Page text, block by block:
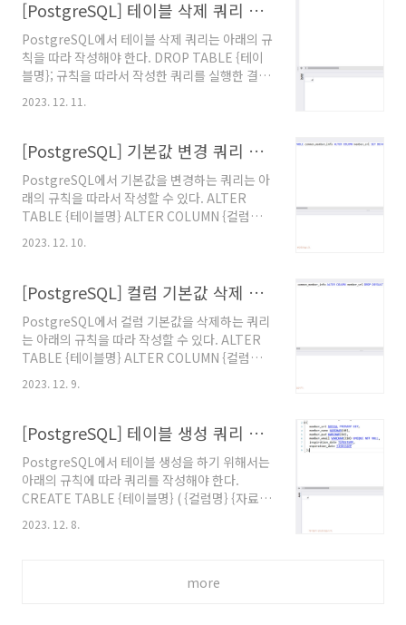
'NLS_LANGUAGE') 참고문서 "3.185
DATABASE_PROPERTIES", Release 19,
Oracle Database. @원문보기
[PostgreSQL] 테이블 삭제 쿼리 작성 방법
PostgreSQL에서 테이블 삭제 쿼리는 아래의 규
칙을 따라 작성해야 한다. DROP TABLE {테이
블명}; 규칙을 따라서 작성한 쿼리를 실행한 결과
는 아래의 사진에 나타나 있다. 참고문서 "5.1.
Table Basics", PostgreSQL 15. @원문보기
2023. 12. 11.
[PostgreSQL] 기본값 변경 쿼리 작성 방법
PostgreSQL에서 기본값을 변경하는 쿼리는 아
래의 규칙을 따라서 작성할 수 있다. ALTER
TABLE {테이블명} ALTER COLUMN {컬럼명}
SET DEFAULT {기본값}; 아래의 사진에는 규칙
을 따라서 작성한 쿼리의 실행 결과가 나타나 있
Default Value", PostgreSQL 15. @원문보기
2023. 12. 10.
[PostgreSQL] 컬럼 기본값 삭제 쿼리 작성 방법
PostgreSQL에서 컬럼 기본값을 삭제하는 쿼리
는 아래의 규칙을 따라 작성할 수 있다. ALTER
TABLE {테이블명} ALTER COLUMN {컬럼명}
실행 결과는 아래의 사진과 같다. 참고문서
Value", PostgreSQL 15. @원문보기
2023. 12. 9.
[PostgreSQL] 테이블 생성 쿼리 작성 방법
PostgreSQL에서 테이블 생성을 하기 위해서는
아래의 규칙에 따라 쿼리를 작성해야 한다.
CREATE TABLE {테이블명} ( {컬럼명} {자료
{자료형} {옵션} ); 위의 규칙을 따라서 테이블 생
2023. 12. 8.
more